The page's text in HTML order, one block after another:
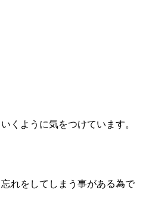
くように気をつけています。
れをしてしまう事がある為で